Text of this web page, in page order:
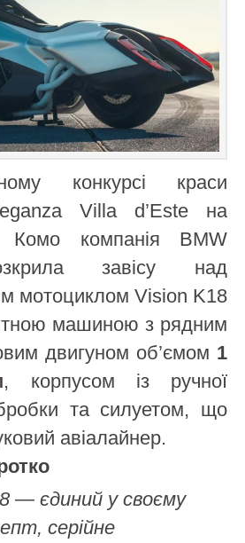
конкурсі краси
Villa d’Este на
Комо компанія BMW
завісу над
мотоциклом Vision K18
машиною з рядним
двигуном об’ємом 1
, корпусом із ручної
та силуетом, що
авіалайнер.
— єдиний у своєму
серійне